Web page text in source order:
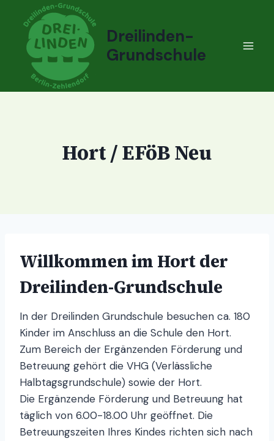
Inhalt
springen
Dreilinden-
Grundschule
Hort / EFöB Neu
Willkommen im Hort der
Dreilinden-Grundschule
In der Dreilinden Grundschule besuchen ca. 180
Kinder im Anschluss an die Schule den Hort.
Zum Bereich der Ergänzenden Förderung und
Betreuung gehört die VHG (Verlässliche
Halbtagsgrundschule) sowie der Hort.
Die Ergänzende Förderung und Betreuung hat
täglich von 6.00-18.00 Uhr geöffnet. Die
Betreuungszeiten Ihres Kindes richten sich nach